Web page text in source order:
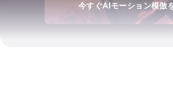
今すぐAIモーション模倣